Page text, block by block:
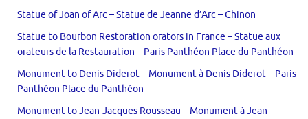
Statue of Joan of Arc – Statue de Jeanne d’Arc – Chinon
Statue to Bourbon Restoration orators in France – Statue aux
orateurs de la Restauration – Paris Panthéon Place du Panthéon
Monument to Denis Diderot – Monument à Denis Diderot – Paris
Panthéon Place du Panthéon
Monument to Jean-Jacques Rousseau – Monument à Jean-